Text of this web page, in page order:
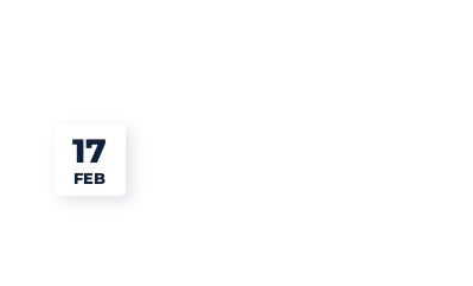
17
FEB